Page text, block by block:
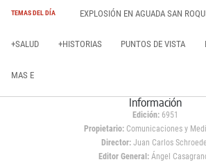
TEMAS DEL DÍA EXPLOSIÓN EN AGUADA SAN
+SALUD +HISTORIAS PUNTOS DE VISTA
MAS E
Información
Edición: 6951
Propietario:Comunicaciones y
Director: Juan Carlos
Editor General:Ángel